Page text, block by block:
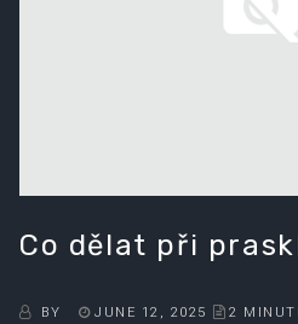
Co dělat při
BY JUNE 12, 2025 2